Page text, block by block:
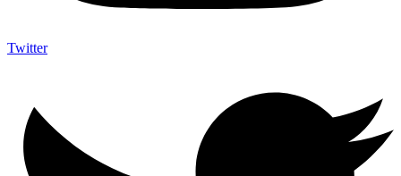
Twitter